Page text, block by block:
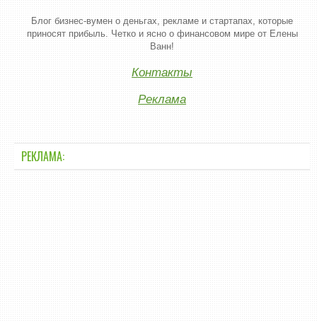
Блог бизнес-вумен о деньгах, рекламе и стартапах, которые
приносят прибыль. Четко и ясно о финансовом мире от Елены
Ванн!
Контакты
Реклама
РЕКЛАМА: